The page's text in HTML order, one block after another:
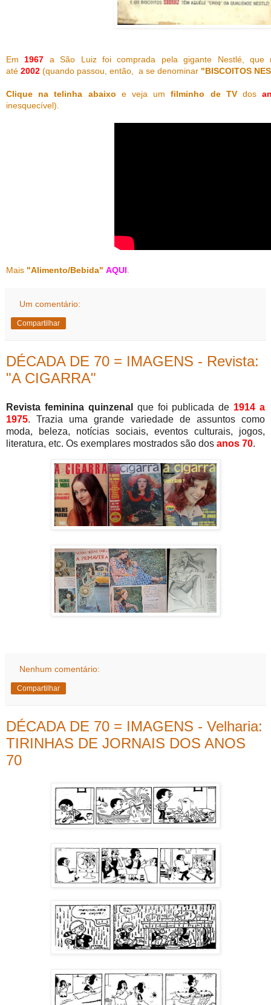
Em1967 a São Luiz foi comprada pela gigante Nestlé, que
até 2002 (quando passou, então, a se denominar "BISCOITOS
Clique na telinha abaixo e veja umfilminho de TVdos
inesquecível).
Mais "Alimento/Bebida" AQUI.
Um comentário:
Compartilhar
DÉCADA DE 70 = IMAGENS - Revista:
"A CIGARRA"
Revista feminina quinzenal que foi publicada de 1914 a
1975. Trazia uma grande variedade de assuntos como
moda, beleza, notícias sociais, eventos culturais, jogos,
literatura, etc. Os exemplares mostrados são dos anos 70.
Nenhum comentário:
Compartilhar
DÉCADA DE 70 = IMAGENS - Velharia:
TIRINHAS DE JORNAIS DOS ANOS
70